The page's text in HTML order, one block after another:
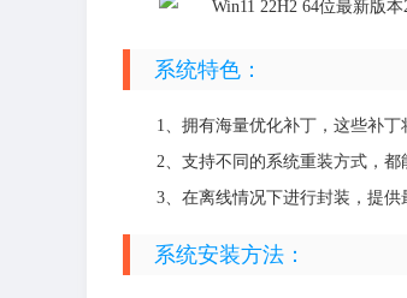
系统特色：
1、拥有海量优化补丁，这些补
2、支持不同的系统重装方式，
3、在离线情况下进行封装，提供
系统安装方法：